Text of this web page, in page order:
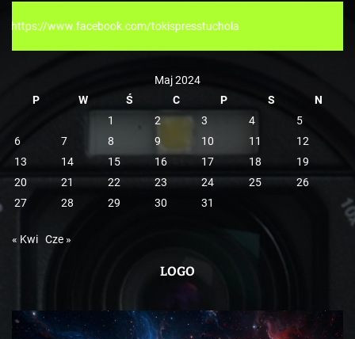
i
e
tokispresstuchola
Maj 2024
P
W Ś C P S
N
1
2 3 4
5
6
7 8 9 10 11
12
13
14 15 16 17 18
19
20
21 22 23 24 25
26
27
28 29 30 31
« Kwi Cze »
LOGO